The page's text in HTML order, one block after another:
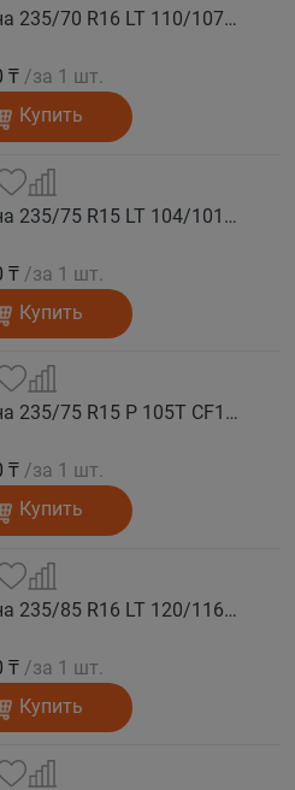
COMFORSER Автошина 235/70 R16 LT 110/107S CF1100 8PR RWL лето
₸ /за 1 шт.
Купить
COMFORSER Автошина 235/75 R15 LT 104/101R CF1100 6PR RWL лето
₸ /за 1 шт.
Купить
COMFORSER Автошина 235/75 R15 P 105T CF1100 RWL лето
₸ /за 1 шт.
Купить
COMFORSER Автошина 235/85 R16 LT 120/116R CF1100 10PR RWL лето
₸ /за 1 шт.
Купить